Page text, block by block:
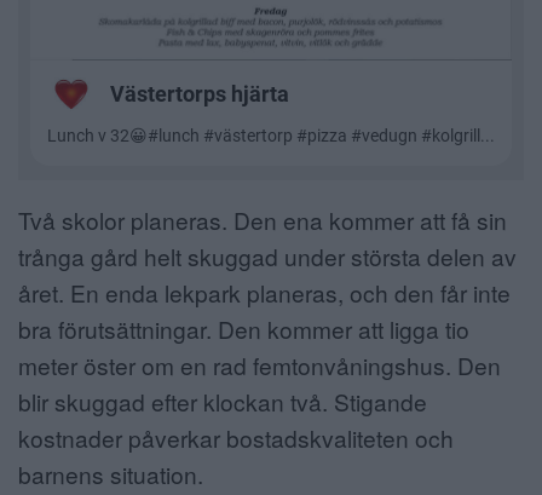
Två skolor planeras. Den ena kommer att få sin
trånga gård helt skuggad under största delen av
året. En enda lekpark planeras, och den får inte
bra förutsättningar. Den kommer att ligga tio
meter öster om en rad femtonvåningshus. Den
blir skuggad efter klockan två. Stigande
kostnader påverkar bostadskvaliteten och
barnens situation.